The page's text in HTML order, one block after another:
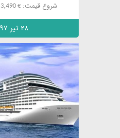
شروع قیمت: € 3,490
28 تیر 1397
مشاهده